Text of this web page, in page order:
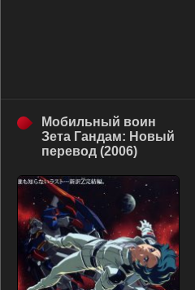
Мобильный воин
Зета Гандам: Новый
перевод (2006)